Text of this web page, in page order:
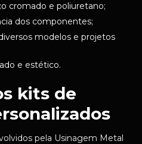
cromado e poliuretano;
dos componentes;
e estético.
kits de
pela Usinagem Metal